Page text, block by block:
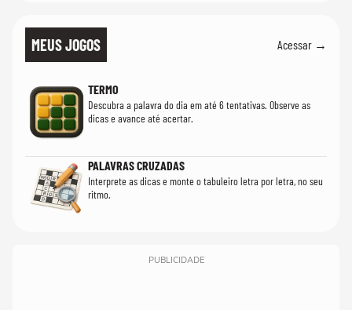
MEUS JOGOS Acessar →
TERMO
Descubra a palavra do dia em até 6 tentativas. Observe as
dicas e avance até acertar.
PALAVRAS CRUZADAS
Interprete as dicas e monte o tabuleiro letra por letra, no seu
ritmo.
PUBLICIDADE